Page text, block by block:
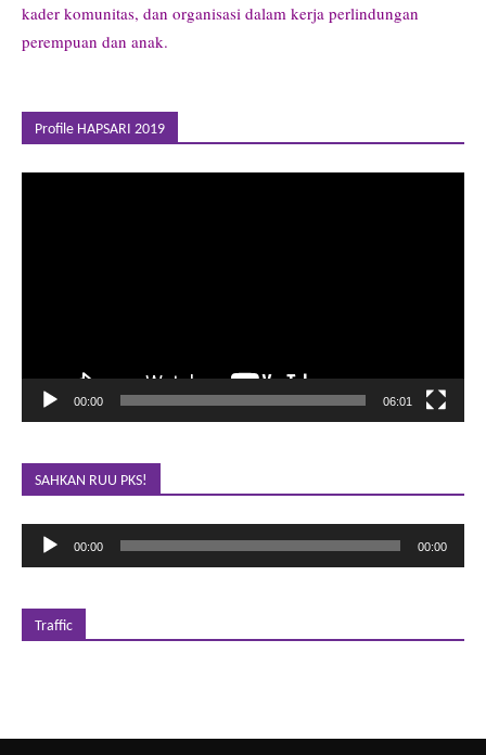
kader komunitas, dan organisasi dalam kerja perlindungan
perempuan dan anak.
Profile HAPSARI 2019
00:00 06:01
SAHKAN RUU PKS!
Pemutar
Audio
00:00 00:00
Traffic